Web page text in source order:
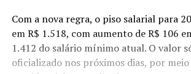
Com a nova regra, o piso salarial para
em R$ 1.518, com aumento de R$ 106
1.412 do salário mínimo atual. O valor
oficializado nos próximos dias, por